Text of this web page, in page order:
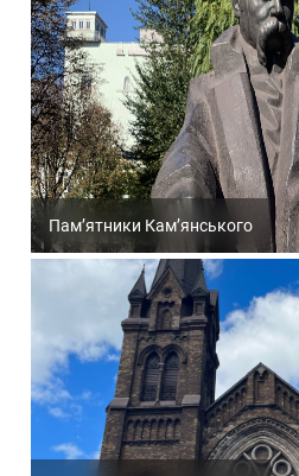
Пам’ятники Кам’янського